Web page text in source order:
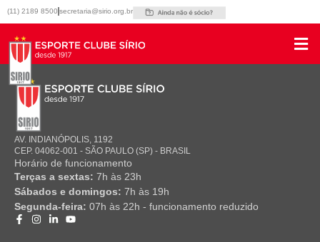
para
conteúdo
(11) 2189 8500 secretaria@sirio.org.br
AV. INDIANÓPOLIS, 1192
CEP. 04062-001 - SÃO PAULO (SP) - BRASIL
Horário de funcionamento
Terças a sextas: 7h às 23h
Sábados e domingos: 7h às 19h
Segunda-feira: 07h às 22h - funcionamento reduzido